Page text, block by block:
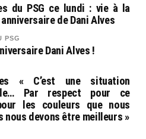
du PSG ce lundi : vie à la
de Dani Alves
PSG
Dani Alves !
« C’est une situation
Par respect pour ce
les couleurs que nous
nous devons être meilleurs »